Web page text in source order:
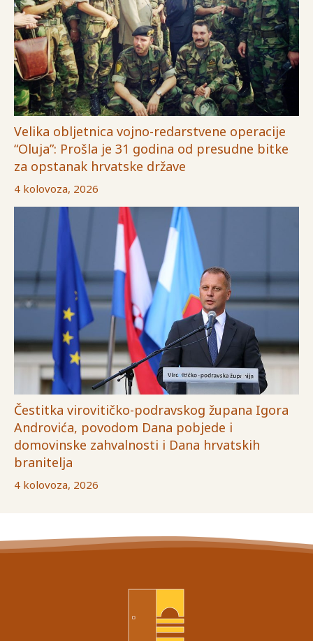
Velika obljetnica vojno-redarstvene operacije
“Oluja”: Prošla je 31 godina od presudne bitke
za opstanak hrvatske države
4 kolovoza, 2026
Čestitka virovitičko-podravskog župana Igora
Androvića, povodom Dana pobjede i
domovinske zahvalnosti i Dana hrvatskih
branitelja
4 kolovoza, 2026